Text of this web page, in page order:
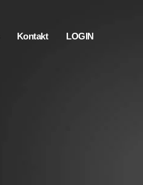
Kontakt LOGIN